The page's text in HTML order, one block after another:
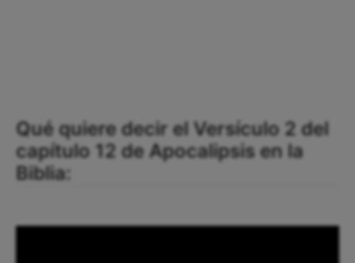
Qué quiere decir el Versículo 2 del
capítulo 12 de Apocalipsis en la
Biblia: